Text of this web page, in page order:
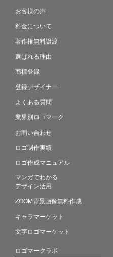
お客様の声
料金について
著作権無料譲渡
選ばれる理由
商標登録
登録デザイナー
よくある質問
業界別ロゴマーク
お問い合わせ
ロゴ制作実績
ロゴ作成マニュアル
マンガでわかる
デザイン活用
ZOOM背景画像無料作成
キャラマーケット
文字ロゴマーケット
ロゴマークラボ